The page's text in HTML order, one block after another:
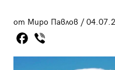
от Миро Павлов /